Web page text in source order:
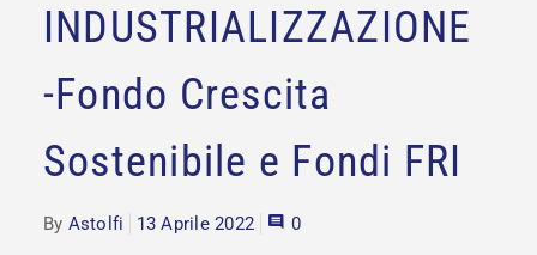
INDUSTRIALIZZAZIONE
-Fondo Crescita
Sostenibile e Fondi FRI
By Astolfi 13 Aprile 2022 0